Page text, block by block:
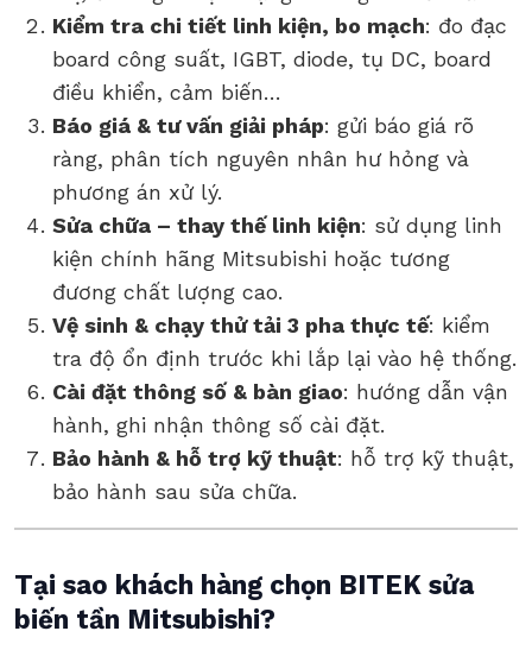
Kiểm tra chi tiết linh kiện, bo mạch: đo đạc
board công suất, IGBT, diode, tụ DC, board
điều khiển, cảm biến…
Báo giá & tư vấn giải pháp: gửi báo giá rõ
ràng, phân tích nguyên nhân hư hỏng và
phương án xử lý.
Sửa chữa – thay thế linh kiện: sử dụng linh
kiện chính hãng Mitsubishi hoặc tương
đương chất lượng cao.
Vệ sinh & chạy thử tải 3 pha thực tế: kiểm
tra độ ổn định trước khi lắp lại vào hệ thống.
Cài đặt thông số & bàn giao: hướng dẫn vận
hành, ghi nhận thông số cài đặt.
Bảo hành & hỗ trợ kỹ thuật: hỗ trợ kỹ thuật,
bảo hành sau sửa chữa.
Tại sao khách hàng chọn BITEK sửa
biến tần Mitsubishi?